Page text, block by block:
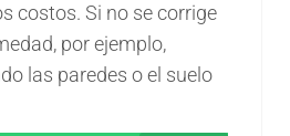
costos. Si no se corrige
por ejemplo,
las paredes o el suelo